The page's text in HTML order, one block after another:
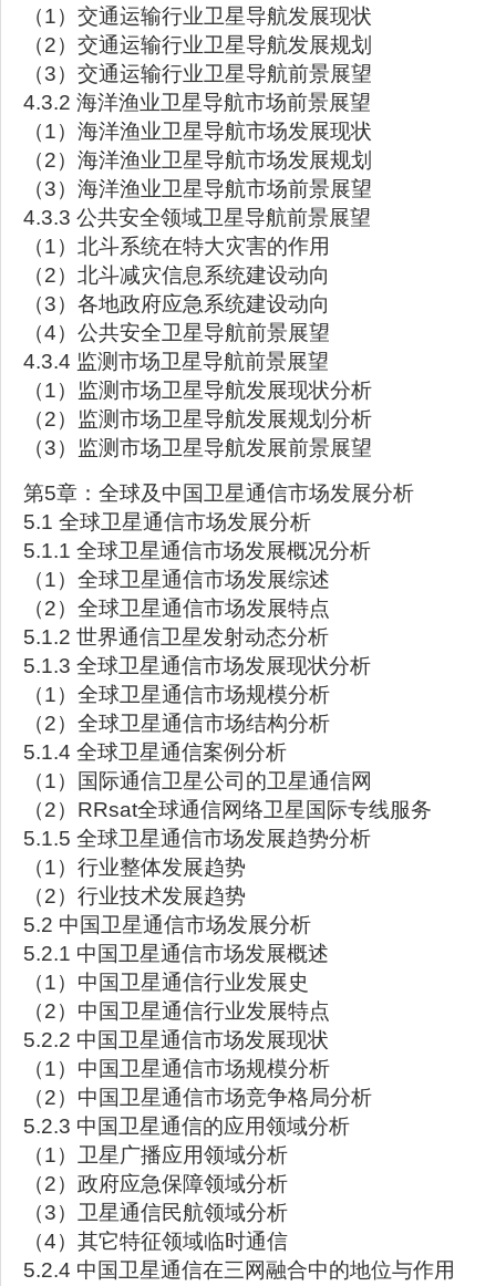
（1）交通运输行业卫星导航发展现状
（2）交通运输行业卫星导航发展规划
（3）交通运输行业卫星导航前景展望
4.3.2 海洋渔业卫星导航市场前景展望
（1）海洋渔业卫星导航市场发展现状
（2）海洋渔业卫星导航市场发展规划
（3）海洋渔业卫星导航市场前景展望
4.3.3 公共安全领域卫星导航前景展望
（1）北斗系统在特大灾害的作用
（2）北斗减灾信息系统建设动向
（3）各地政府应急系统建设动向
（4）公共安全卫星导航前景展望
4.3.4 监测市场卫星导航前景展望
（1）监测市场卫星导航发展现状分析
（2）监测市场卫星导航发展规划分析
（3）监测市场卫星导航发展前景展望
第5章：全球及中国卫星通信市场发展分析
5.1 全球卫星通信市场发展分析
5.1.1 全球卫星通信市场发展概况分析
（1）全球卫星通信市场发展综述
（2）全球卫星通信市场发展特点
5.1.2 世界通信卫星发射动态分析
5.1.3 全球卫星通信市场发展现状分析
（1）全球卫星通信市场规模分析
（2）全球卫星通信市场结构分析
5.1.4 全球卫星通信案例分析
（1）国际通信卫星公司的卫星通信网
（2）RRsat全球通信网络卫星国际专线服务
5.1.5 全球卫星通信市场发展趋势分析
（1）行业整体发展趋势
（2）行业技术发展趋势
5.2 中国卫星通信市场发展分析
5.2.1 中国卫星通信市场发展概述
（1）中国卫星通信行业发展史
（2）中国卫星通信行业发展特点
5.2.2 中国卫星通信市场发展现状
（1）中国卫星通信市场规模分析
（2）中国卫星通信市场竞争格局分析
5.2.3 中国卫星通信的应用领域分析
（1）卫星广播应用领域分析
（2）政府应急保障领域分析
（3）卫星通信民航领域分析
（4）其它特征领域临时通信
5.2.4 中国卫星通信在三网融合中的地位与作用